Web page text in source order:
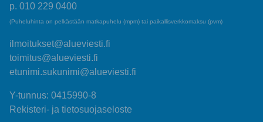
p. 010 229 0400
(Puheluhinta on pelkästään matkapuhelu (mpm) tai paikallisverkkomaksu (pvm)
ilmoitukset@alueviesti.fi
toimitus@alueviesti.fi
etunimi.sukunimi@alueviesti.fi
Y-tunnus: 0415990-8
Rekisteri- ja tietosuojaseloste